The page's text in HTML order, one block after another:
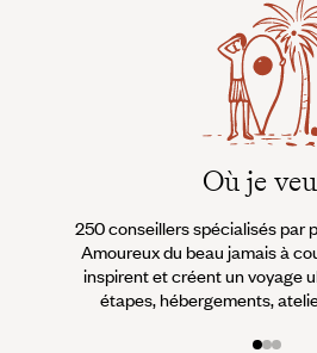
Où je
250 conseillers spécialisés par
Amoureux du beau jamais à
inspirent et créent un voyage
étapes, hébergements,